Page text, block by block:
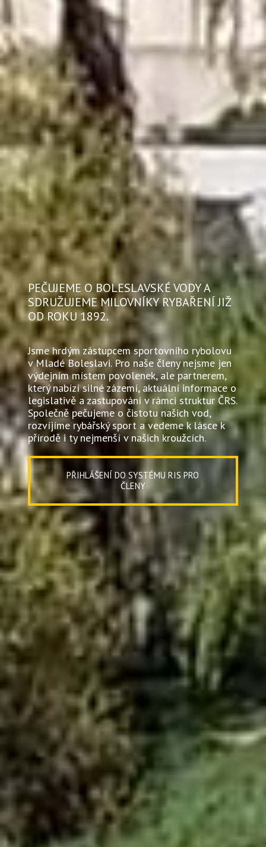
PEČUJEME O BOLESLAVSKÉ VODY A
SDRUŽUJEME MILOVNÍKY RYBAŘENÍ JIŽ
OD ROKU 1892.
Jsme hrdým zástupcem sportovního rybolovu
v Mladé Boleslavi. Pro naše členy nejsme jen
výdejním místem povolenek, ale partnerem,
který nabízí silné zázemí, aktuální informace o
legislativě a zastupování v rámci struktur ČRS.
Společně pečujeme o čistotu našich vod,
rozvíjíme rybářský sport a vedeme k lásce k
přírodě i ty nejmenší v našich kroužcích.
PŘIHLÁŠENÍ DO SYSTÉMU RIS PRO
ČLENY